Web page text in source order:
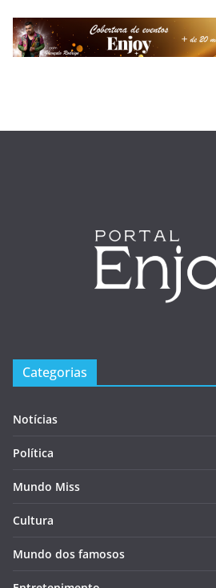
Categorias
Notícias
Política
Mundo Miss
Cultura
Mundo dos famosos